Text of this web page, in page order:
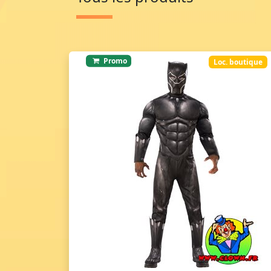
Promo Loc. boutique